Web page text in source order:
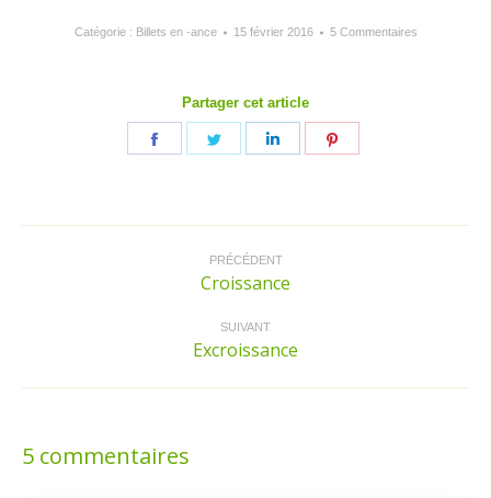
Catégorie : Billets en -ance 15 février 2016 5 Commentaires
Partager cet article
Partager Partager Partager
PRÉCÉDENT
Article
Croissance
SUIVANT
Article
:
Excroissance
5 commentaires